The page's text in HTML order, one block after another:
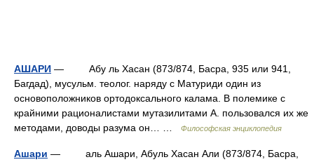
АШАРИ — Абу ль Хасан (873/874, Басра, 935 или 941,
Багдад), мусульм. теолог. наряду с Матуриди один из
основоположников ортодоксального калама. В полемике с
крайними рационалистами мутазилитами А. пользовался их же
методами, доводы разума он… …
Философская энциклопедия
Ашари — аль Ашари, Абуль Хасан Али (873/874, Басра,